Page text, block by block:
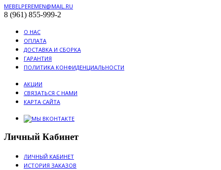
MEBELPEREMEN@MAIL.RU
8 (961) 855-999-2
О НАС
ОПЛАТА
ДОСТАВКА И СБОРКА
ГАРАНТИЯ
ПОЛИТИКА КОНФИДЕНЦИАЛЬНОСТИ
АКЦИИ
СВЯЗАТЬСЯ С НАМИ
КАРТА САЙТА
Личный Кабинет
ЛИЧНЫЙ КАБИНЕТ
ИСТОРИЯ ЗАКАЗОВ